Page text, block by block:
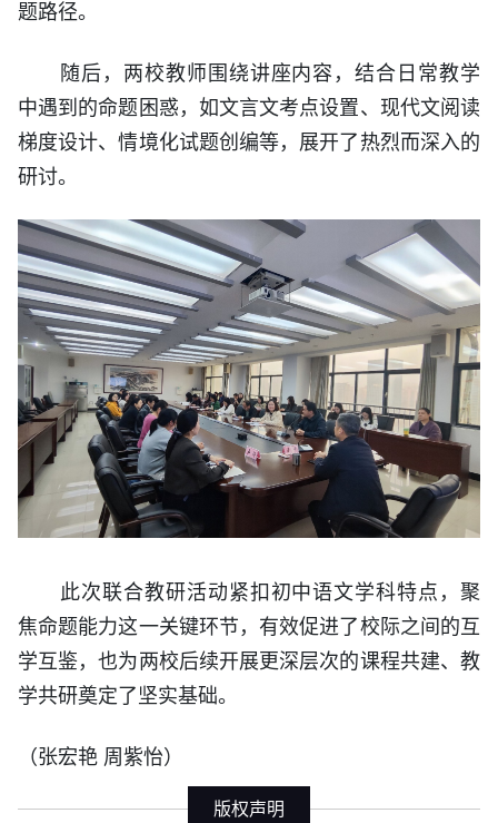
题路径。
随后，两校教师围绕讲座内容，结合日常教学
中遇到的命题困惑，如文言文考点设置、现代文阅读
梯度设计、情境化试题创编等，展开了热烈而深入的
研讨。
此次联合教研活动紧扣初中语文学科特点，聚
焦命题能力这一关键环节，有效促进了校际之间的互
学互鉴，也为两校后续开展更深层次的课程共建、教
学共研奠定了坚实基础。
（张宏艳 周紫怡）
版权声明